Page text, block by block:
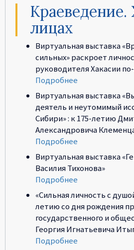
Краеведение.
лицах
Виртуальная выставка
сильных» раскроет
руководителя Хакасии
Подробнее
Виртуальная выставка
деятель и неутомимый
Сибири» : к 175-летию
Александровича
Подробнее
Виртуальная выставка
Василия Тихонова»
Подробнее
«Сильная личность с
летию со дня рождения
государственного и
Георгия Игнатьевича
Подробнее